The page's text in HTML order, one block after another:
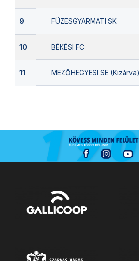
9 FÜZESGYARMATI SK
10 BÉKÉSI FC
11 MEZŐHEGYESI SE (Kizárva)